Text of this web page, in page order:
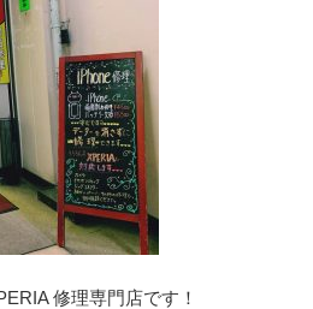
修理専門店です！